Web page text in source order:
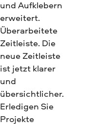
und Aufklebern
erweitert.
Überarbeitete
Zeitleiste. Die
neue Zeitleiste
ist jetzt klarer
und
übersichtlicher.
Erledigen Sie
Projekte